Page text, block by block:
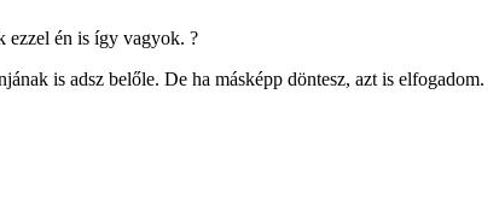
ezzel én is így vagyok. ?
is adsz belőle. De ha másképp döntesz, azt is elfogadom.